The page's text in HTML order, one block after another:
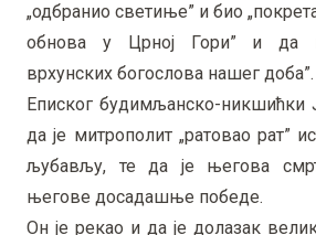
„одбранио светиње” и био
обнова у Црној Гори” и да
врхунских богослова нашег доба”.
Еписког будимљанско-никшићки
да је митрополит „ратовао рат”
љубављу, те да је његова
његове досадашње победе.
Он је рекао и да је долазак